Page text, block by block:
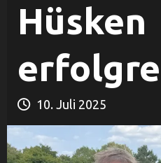
Hüsken
10. Juli 2025